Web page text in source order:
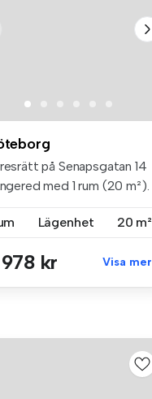
på Senapsgatan 14
med 1 rum (20 m²).
Lägenhet 20 m²
kr Visa mer